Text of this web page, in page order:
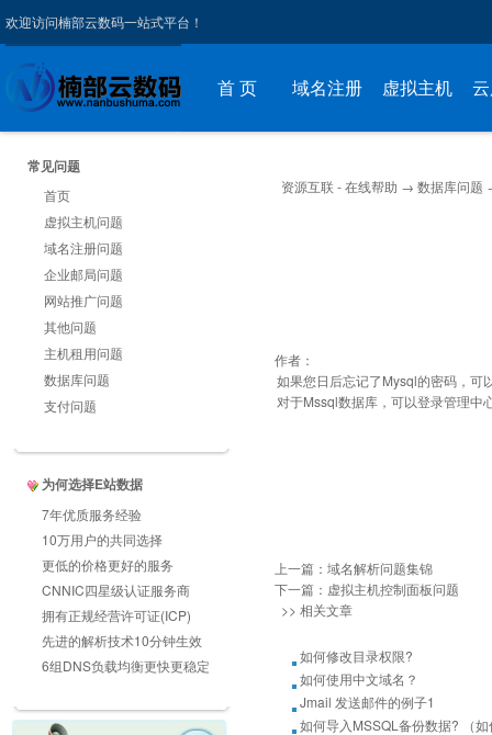
欢迎访问楠部云数码一站式平台！
首 页 域名注册 虚拟主机
常见问题
首页
虚拟主机问题
域名注册问题
企业邮局问题
网站推广问题
其他问题
主机租用问题
数据库问题
支付问题
为何选择E站数据
7年优质服务经验
10万用户的共同选择
更低的价格更好的服务
CNNIC四星级认证服务商
拥有正规经营许可证(ICP)
先进的解析技术10分钟生效
6组DNS负载均衡更快更稳定
资源互联 - 在线帮助 → 数据库问题
作者：
如果您日后忘记了Mysql的密码，可
对于Mssql数据库，可以登录管理中
上一篇： 域名解析问题集锦
下一篇： 虚拟主机控制面板问题
>> 相关文章
如何修改目录权限?
如何使用中文域名？
Jmail 发送邮件的例子1
如何导入MSSQL备份数据? （